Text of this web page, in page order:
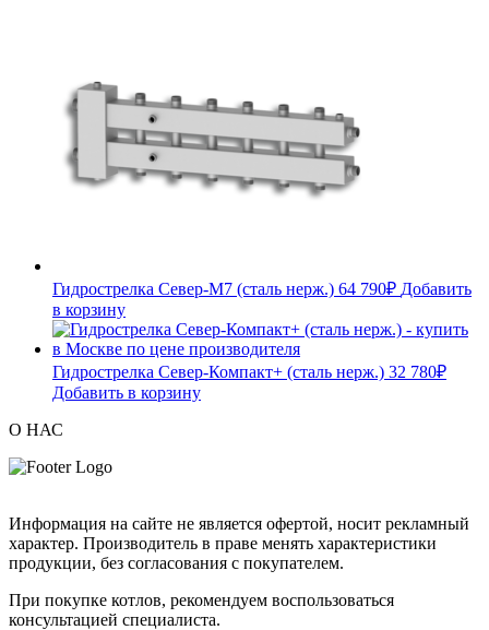
Гидрострелка Север-М7 (сталь нерж.) 64 790₽ Добавить
в корзину
Гидрострелка Север-Компакт+ (сталь нерж.) 32 780₽
Добавить в корзину
О НАС
Информация на сайте не является офертой, носит рекламный
характер. Производитель в праве менять характеристики
продукции, без согласования с покупателем.
При покупке котлов, рекомендуем воспользоваться
консультацией специалиста.